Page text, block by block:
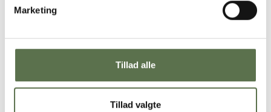
Marketing
Tillad alle
Tillad valgte
Hæld dejen forsigtigt ud på et meldrysset bord, og del
Kom surdejsstykkerne på en bageplade med bagepapir.
Bag bollerne i ovnen i ca. 10 – 12 minutter til de er gyldne.
Har du et bagestål? Så kan du bruge bagestålet,
som med den høje varme er med til at surdejsbollerne hæver op,
får flotte lufthuller og får en sprød bund.